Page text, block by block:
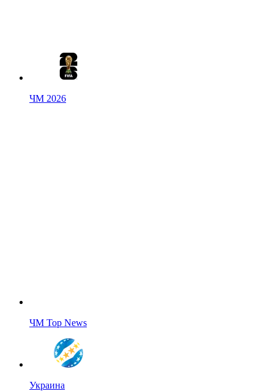
ЧМ 2026
ЧМ Top News
Украина